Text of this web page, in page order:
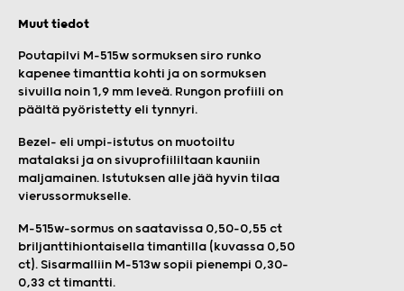
Muut tiedot
Poutapilvi M-515w sormuksen siro runko
kapenee timanttia kohti ja on sormuksen
sivuilla noin 1,9 mm leveä. Rungon profiili on
päältä pyöristetty eli tynnyri.
Bezel- eli umpi-istutus on muotoiltu
matalaksi ja on sivuprofiililtaan kauniin
maljamainen. Istutuksen alle jää hyvin tilaa
vierussormukselle.
M-515w-sormus on saatavissa 0,50-0,55 ct
briljanttihiontaisella timantilla (kuvassa 0,50
ct). Sisarmalliin M-513w sopii pienempi 0,30-
0,33 ct timantti.